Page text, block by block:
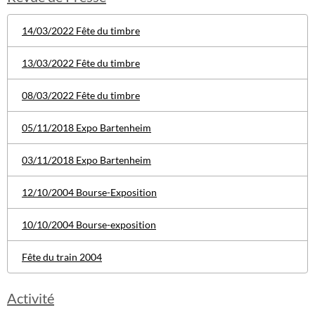
14/03/2022 Fête du timbre
13/03/2022 Fête du timbre
08/03/2022 Fête du timbre
05/11/2018 Expo Bartenheim
03/11/2018 Expo Bartenheim
12/10/2004 Bourse-Exposition
10/10/2004 Bourse-exposition
Fête du train 2004
Activité